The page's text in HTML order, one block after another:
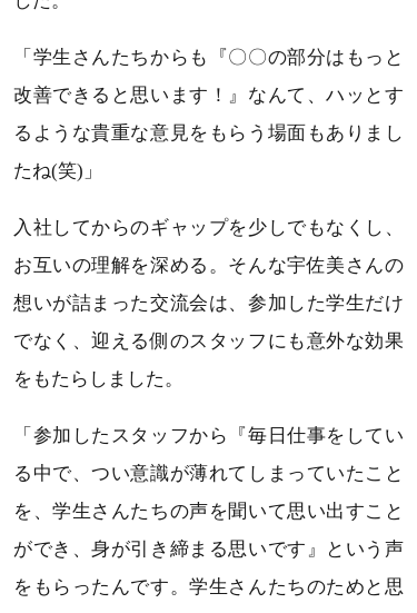
「学生さんたちからも『〇〇の部分はもっと
改善できると思います！』なんて、ハッとす
るような貴重な意見をもらう場面もありまし
たね(笑)」
入社してからのギャップを少しでもなくし、
お互いの理解を深める。そんな宇佐美さんの
想いが詰まった交流会は、参加した学生だけ
でなく、迎える側のスタッフにも意外な効果
をもたらしました。
「参加したスタッフから『毎日仕事をしてい
る中で、つい意識が薄れてしまっていたこと
を、学生さんたちの声を聞いて思い出すこと
ができ、身が引き締まる思いです』という声
をもらったんです。学生さんたちのためと思